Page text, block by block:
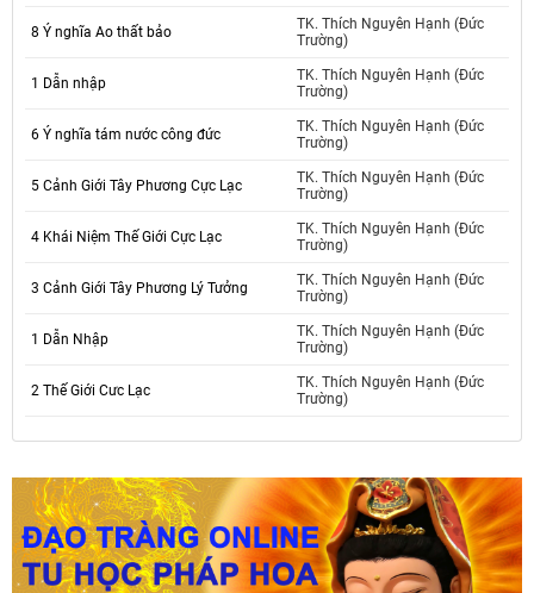
8 Ý nghĩa Ao thất bảo
TK. Thích Nguyên Hạnh (Đức
Trường)
1 Dẫn nhập
TK. Thích Nguyên Hạnh (Đức
Trường)
6 Ý nghĩa tám nước công đức
TK. Thích Nguyên Hạnh (Đức
Trường)
5 Cảnh Giới Tây Phương Cực Lạc
TK. Thích Nguyên Hạnh (Đức
Trường)
4 Khái Niệm Thế Giới Cực Lạc
TK. Thích Nguyên Hạnh (Đức
Trường)
3 Cảnh Giới Tây Phương Lý Tưởng
TK. Thích Nguyên Hạnh (Đức
Trường)
1 Dẫn Nhập
TK. Thích Nguyên Hạnh (Đức
Trường)
2 Thế Giới Cưc Lạc
TK. Thích Nguyên Hạnh (Đức
Trường)